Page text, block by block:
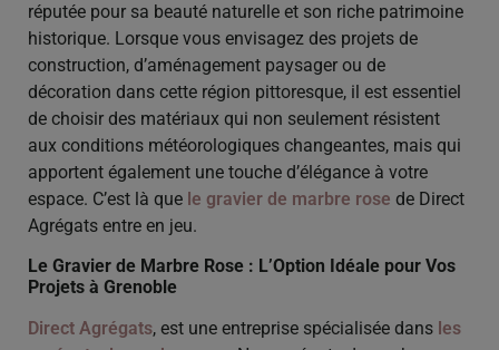
réputée pour sa beauté naturelle et son riche patrimoine
historique. Lorsque vous envisagez des projets de
construction, d’aménagement paysager ou de
décoration dans cette région pittoresque, il est essentiel
de choisir des matériaux qui non seulement résistent
aux conditions météorologiques changeantes, mais qui
apportent également une touche d’élégance à votre
espace. C’est là que le gravier de marbre rose de Direct
Agrégats entre en jeu.
Le Gravier de Marbre Rose : L’Option Idéale pour Vos
Projets à Grenoble
Direct Agrégats, est une entreprise spécialisée dans les